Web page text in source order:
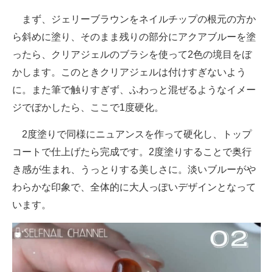
まず、ジェリーブラウンをネイルチップの根元の方か
ら斜めに塗り、そのまま残りの部分にアクアブルーを塗
ったら、クリアジェルのブラシを使って2色の境目をぼ
かします。このときクリアジェルは付けすぎないよう
に。また筆で触りすぎず、ふわっと混ぜるようなイメー
ジでぼかしたら、ここで1度硬化。
2度塗りで同様にニュアンスを作って硬化し、トップ
コートで仕上げたら完成です。2度塗りすることで奥行
き感が生まれ、うっとりする美しさに。淡いブルーがや
わらかな印象で、全体的に大人っぽいデザインとなって
います。